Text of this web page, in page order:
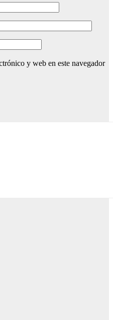
y web en este navegador